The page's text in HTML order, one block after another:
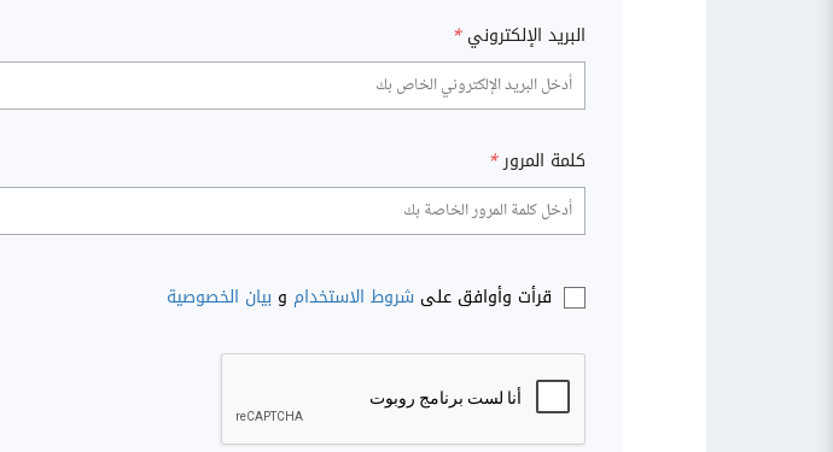
البريد الإلكتروني *
كلمة المرور*
قرأت وأوافق على شروط الاستخدام و بيان الخصوصية